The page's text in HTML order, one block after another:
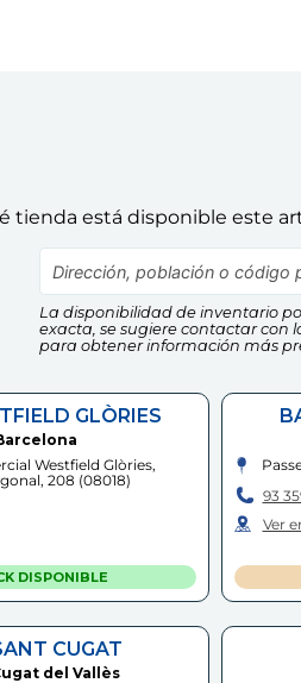
tienda está disponible este
La disponibilidad de inventario
exacta, se sugiere contactar con
para obtener información más
GLÒRIES
Westfield Glòries,
208 (08018)
DISPONIBLE
93
Ver
CUGAT
del Vallès